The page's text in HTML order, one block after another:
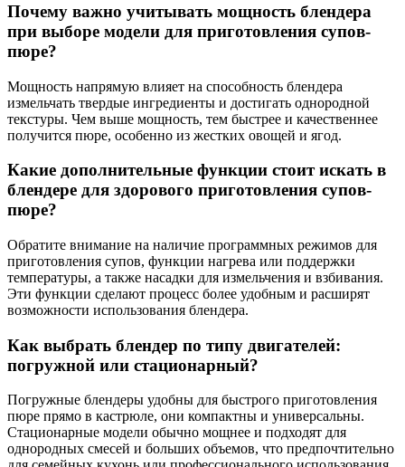
Почему важно учитывать мощность блендера
при выборе модели для приготовления супов-
пюре?
Мощность напрямую влияет на способность блендера
измельчать твердые ингредиенты и достигать однородной
текстуры. Чем выше мощность, тем быстрее и качественнее
получится пюре, особенно из жестких овощей и ягод.
Какие дополнительные функции стоит искать в
блендере для здорового приготовления супов-
пюре?
Обратите внимание на наличие программных режимов для
приготовления супов, функции нагрева или поддержки
температуры, а также насадки для измельчения и взбивания.
Эти функции сделают процесс более удобным и расширят
возможности использования блендера.
Как выбрать блендер по типу двигателей:
погружной или стационарный?
Погружные блендеры удобны для быстрого приготовления
пюре прямо в кастрюле, они компактны и универсальны.
Стационарные модели обычно мощнее и подходят для
однородных смесей и больших объемов, что предпочтительно